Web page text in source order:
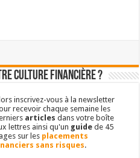
culture financière ?
inscrivez-vous à la newsletter
recevoir chaque semaine les
articles dans votre boîte
lettres ainsi qu'un guide de 45
sur les placements
sans risques.